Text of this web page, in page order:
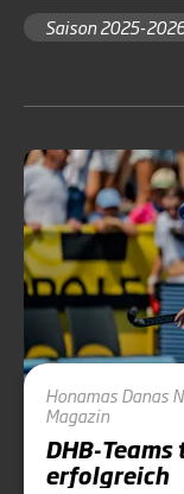
Saison 2025-
HonamasDanas
Magazin
DHB-
erfolgreich